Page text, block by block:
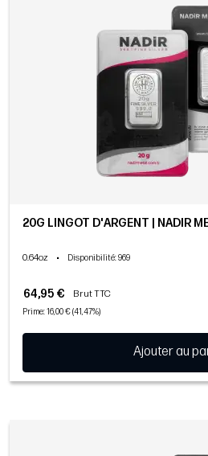
20G LINGOT D'ARGENT | NADIR
0.64oz • Disponibilité: 969
64,95 € Brut TTC
Prime: 16,00 € (41,47%)
Ajouter au